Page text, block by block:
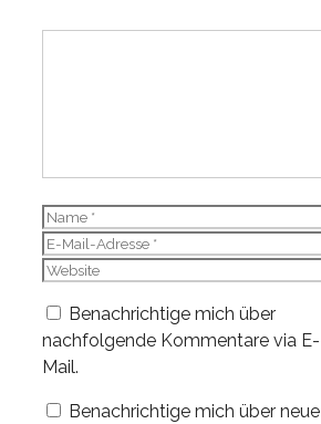
Name
E-
Mail-
Website
Benachrichtige mich über
nachfolgende Kommentare via E-
Mail.
Benachrichtige mich über neue